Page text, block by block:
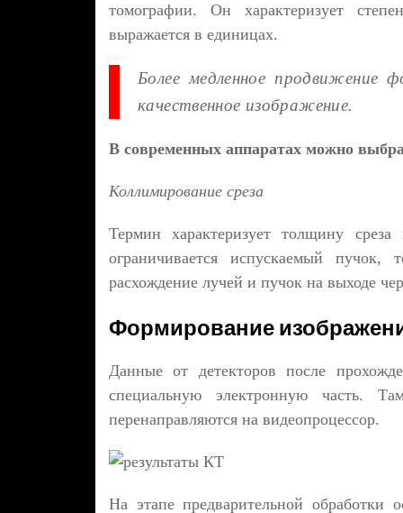
томографии. Он характеризует
выражается в единицах.
Более медленное продвижение
качественное изображение.
В современных аппаратах можно
Коллимирование среза
Термин характеризует толщину
ограничивается испускаемый
расхождение лучей и пучок на выходе
Формирование
Данные от детекторов после
специальную электронную часть.
перенаправляются на видеопроцессор.
На этапе предварительной обработки